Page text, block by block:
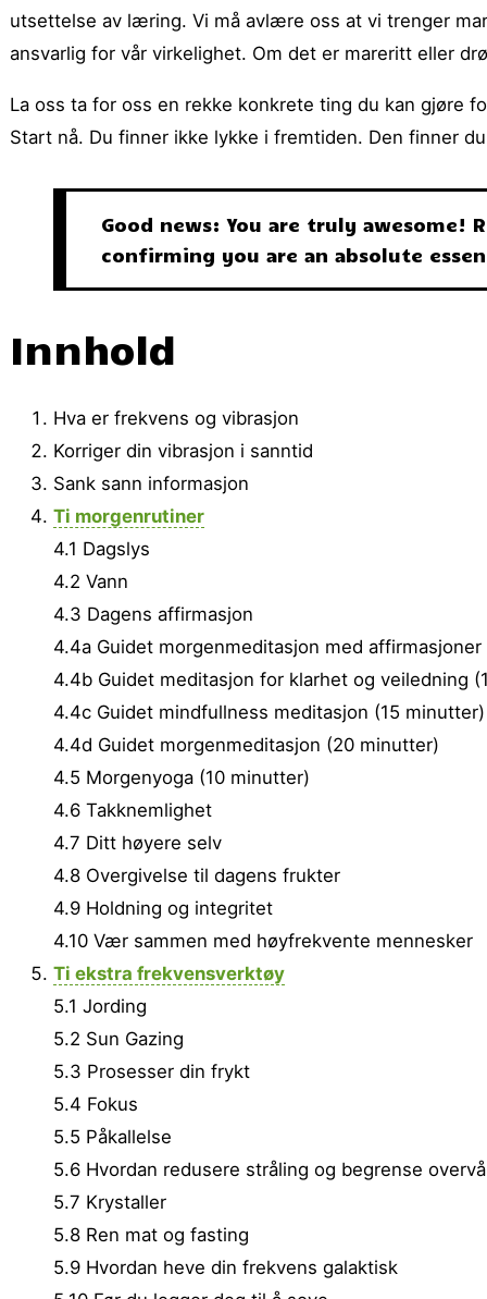
utsettelse av læring. Vi må avlære oss at vi trenger
ansvarlig for vår virkelighet. Om det er mareritt eller
La oss ta for oss en rekke konkrete ting du kan gjøre
Start nå. Du finner ikke lykke i fremtiden. Den finner
Good news: You are truly
confirming you are an absolute
Innhold
Hva er frekvens og vibrasjon
Korriger din vibrasjon i sanntid
Sank sann informasjon
Ti morgenrutiner
4.1 Dagslys
4.2 Vann
4.3 Dagens affirmasjon
4.4a Guidet morgenmeditasjon med
4.4b Guidet meditasjon for klarhet og veiledning
4.4c Guidet mindfullness meditasjon (15 minutter)
4.4d Guidet morgenmeditasjon (20 minutter)
4.5 Morgenyoga (10 minutter)
4.6 Takknemlighet
4.7 Ditt høyere selv
4.8 Overgivelse til dagens frukter
4.9 Holdning og integritet
4.10 Vær sammen med høyfrekvente mennesker
Ti ekstra frekvensverktøy
5.1 Jording
5.2 Sun Gazing
5.3 Prosesser din frykt
5.4 Fokus
5.5 Påkallelse
5.6 Hvordan redusere stråling og begrense
5.7 Krystaller
5.8 Ren mat og fasting
5.9 Hvordan heve din frekvens galaktisk